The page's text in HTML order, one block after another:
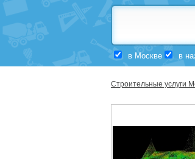
в Москве в
Строительные услуги